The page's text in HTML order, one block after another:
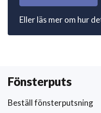
Eller läs mer om hur
Fönsterputs
Beställ fönsterputsning